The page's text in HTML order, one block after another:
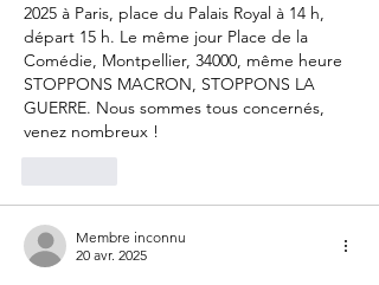
2025 à Paris, place du Palais Royal à 14 h,
départ 15 h. Le même jour Place de la
Comédie, Montpellier, 34000, même heure
STOPPONS MACRON, STOPPONS LA
GUERRE. Nous sommes tous concernés,
venez nombreux !
Membre inconnu
20 avr. 2025